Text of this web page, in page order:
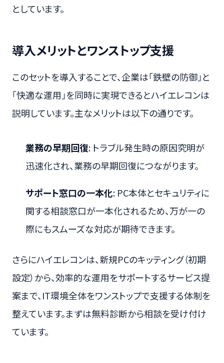
としています。
導入メリットとワンストップ支援
このセットを導入することで、企業は「鉄壁の防御」と
「快適な運用」を同時に実現できるとハイエレコンは
説明しています。主なメリットは以下の通りです。
業務の早期回復: トラブル発生時の原因究明が
迅速化され、業務の早期回復につながります。
サポート窓口の一本化: PC本体とセキュリティに
関する相談窓口が一本化されるため、万が一の
際にもスムーズな対応が期待できます。
さらにハイエレコンは、新規PCのキッティング（初期
設定）から、効率的な運用をサポートするサービス提
案まで、IT環境全体をワンストップで支援する体制を
整えています。まずは無料診断から相談を受け付け
ています。